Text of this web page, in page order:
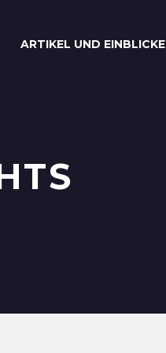
ARTIKEL UND EINBLICKE